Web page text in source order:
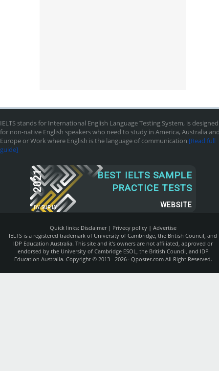
IELTS stands for International English Language Testing System, is designed
for non-native English speakers who need to study in America, Australia
Europe or Work where English is the language of communication [Read full
guide]
2021
BY SUR.LY
BEST IELTS SAMPLE
PRACTICE TESTS
WEBSITE
Quick links: Disclaimer| Privecy policy| Advertise
IELTS is a registered trademark of University of Cambridge, the British Council, and
IDP Education Australia. This site and it's owners are not affiliated, approved or
endorsed by the University of Cambridge ESOL, the British Council, and IDP
Education Australia. Copyright © 2013 - 2026 · Qposter.comAll Right Reserved.